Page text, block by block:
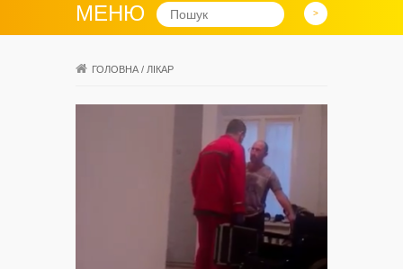
МЕНЮ
ГОЛОВНА / ЛІКАР